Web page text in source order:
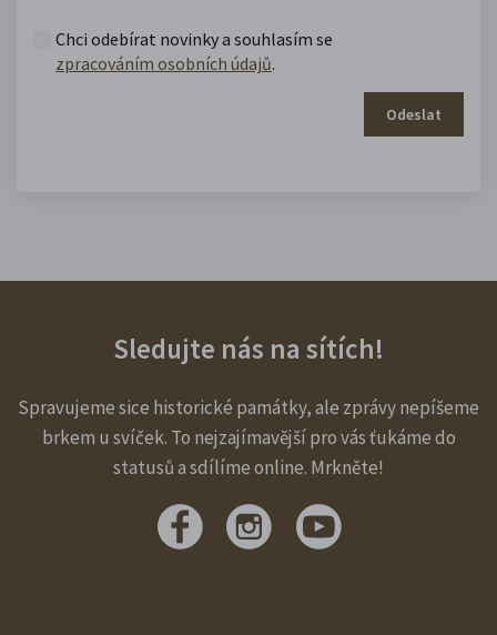
Chci odebírat novinky a souhlasím se
zpracováním osobních údajů.
Odeslat
Sledujte nás na sítích!
Spravujeme sice historické památky, ale zprávy nepíšeme
brkem u svíček. To nejzajímavější pro vás ťukáme do
statusů a sdílíme online. Mrkněte!